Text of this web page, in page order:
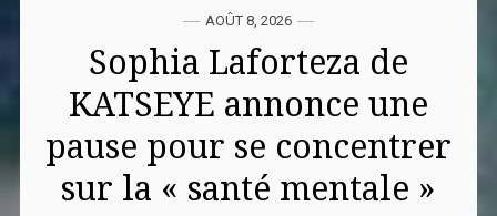
AOÛT 8, 2026
Sophia Laforteza de
KATSEYE annonce une
pause pour se concentrer
sur la « santé mentale »